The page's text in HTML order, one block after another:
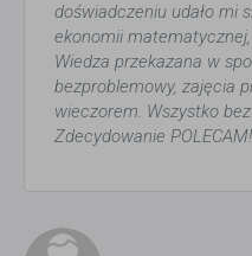
doświadczeniu udało mi
ekonomii
Wiedza przekazana w
bezproblemowy, zajęcia
wieczorem. Wszystko
Zdecydowanie